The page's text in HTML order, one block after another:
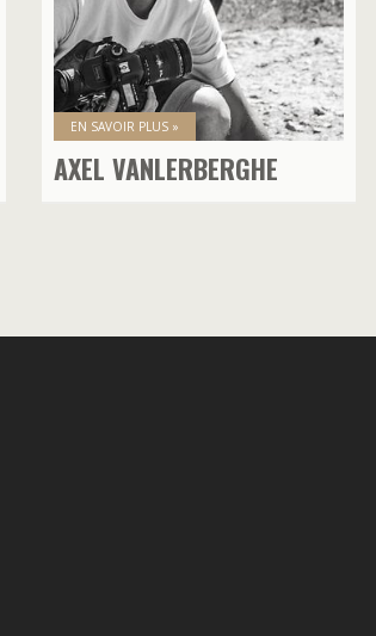
EN SAVOIR PLUS »
AXEL VANLERBERGHE